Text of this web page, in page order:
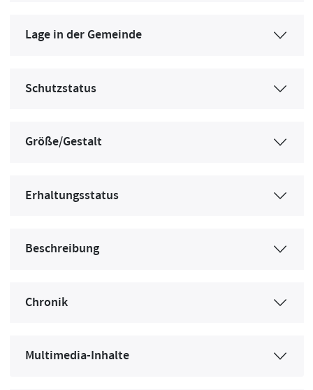
Lage in der Gemeinde
Schutzstatus
Größe/Gestalt
Erhaltungsstatus
Beschreibung
Chronik
Multimedia-Inhalte